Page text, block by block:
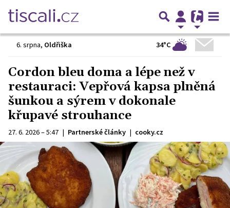
6. srpna, Oldřiška 34°C
Cordon bleu doma a lépe než v
restauraci: Vepřová kapsa plněná
šunkou a sýrem v dokonale
křupavé strouhance
27. 6. 2026 – 5:47 | Partnerské články | cooky.cz